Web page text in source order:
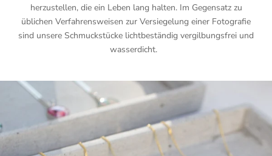
herzustellen, die ein Leben lang halten. Im Gegensatz zu
üblichen Verfahrensweisen zur Versiegelung einer Fotografie
sind unsere Schmuckstücke lichtbeständig vergilbungsfrei und
wasserdicht.